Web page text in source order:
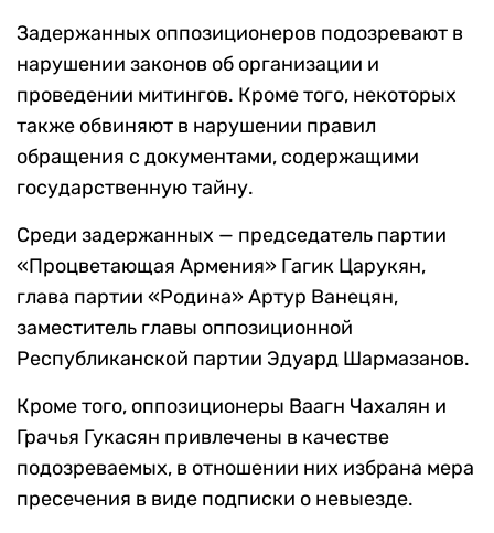
Задержанных оппозиционеров подозревают в
нарушении законов об организации и
проведении митингов. Кроме того, некоторых
также обвиняют в нарушении правил
обращения с документами, содержащими
государственную тайну.
Среди задержанных — председатель партии
«Процветающая Армения» Гагик Царукян,
глава партии «Родина» Артур Ванецян,
заместитель главы оппозиционной
Республиканской партии Эдуард Шармазанов.
Кроме того, оппозиционеры Ваагн Чахалян и
Грачья Гукасян привлечены в качестве
подозреваемых, в отношении них избрана мера
пресечения в виде подписки о невыезде.